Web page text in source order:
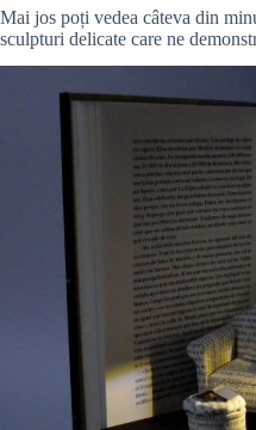
Mai jos poți vedea câteva din
sculpturi delicate care ne